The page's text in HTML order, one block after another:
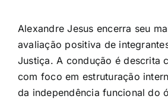
Alexandre Jesus encerra seu
avaliação positiva de
Justiça. A condução é descrita
com foco em estruturação
da independência funcional do